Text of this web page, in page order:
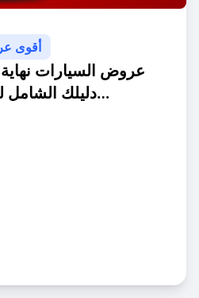
أقوى
عروض السيارات
دليلك